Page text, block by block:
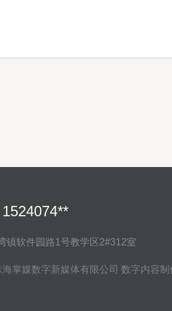
镇软件园路1号教学区2#312室
海掌媒数字新媒体有限公司 数字内容制